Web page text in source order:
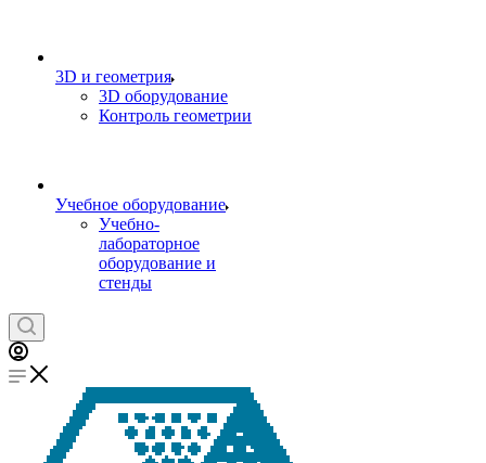
3D и геометрия
3D оборудование
Контроль геометрии
Учебное оборудование
Учебно-
лабораторное
оборудование и
стенды